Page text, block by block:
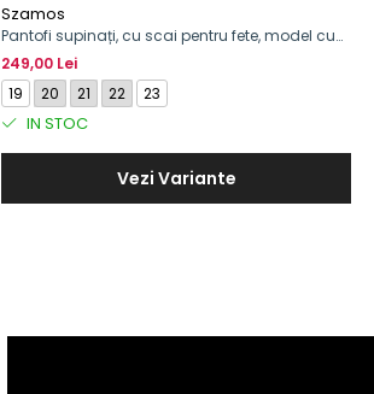
Szamos
Pantofi supinați, cu scai pentru fete, model cu
șoareci
249,00 Lei
19
20 21 22 23
IN STOC
Vezi Variante